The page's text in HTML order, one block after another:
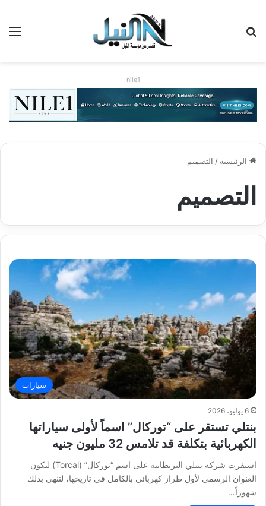
nile1
الرئيسية / التصميم
التصميم
سيارات
6 يوليو، 2026
بنتلي تستقر على “توركال” اسماً لأولى سياراتها
الكهربائية بتكلفة قد تلامس 32 مليون جنيه
استقرت شركة بنتلي البريطانية على اسم “توركال” (Torcal) ليكون
العنوان الرسمي لأول طراز كهربائي بالكامل في تاريخها، لتنهي بذلك
شهوراً…